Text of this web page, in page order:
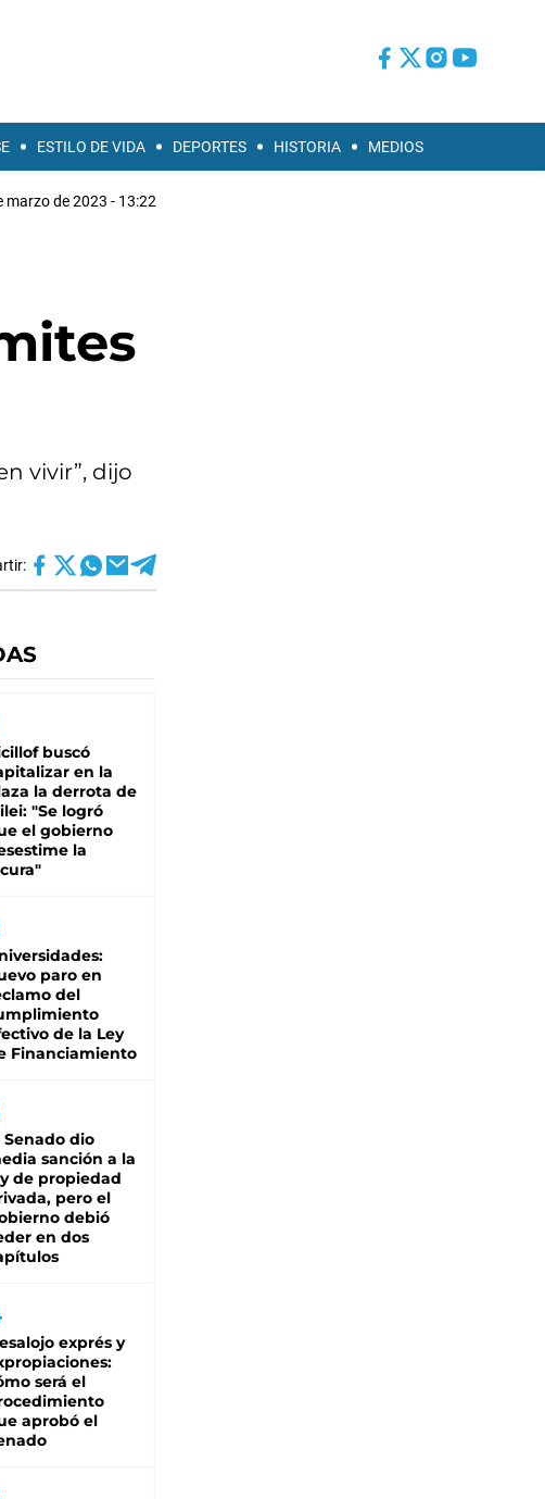
ESTILO DE VIDA DEPORTES HISTORIA MEDIOS
marzo de 2023 - 13:22
vivir”, dijo
buscó
en la
la derrota de
"Se logró
el gobierno
la
paro en
del
de la Ley
Financiamiento
Senado dio
sanción a la
de propiedad
pero el
debió
en dos
exprés y
será el
aprobó el